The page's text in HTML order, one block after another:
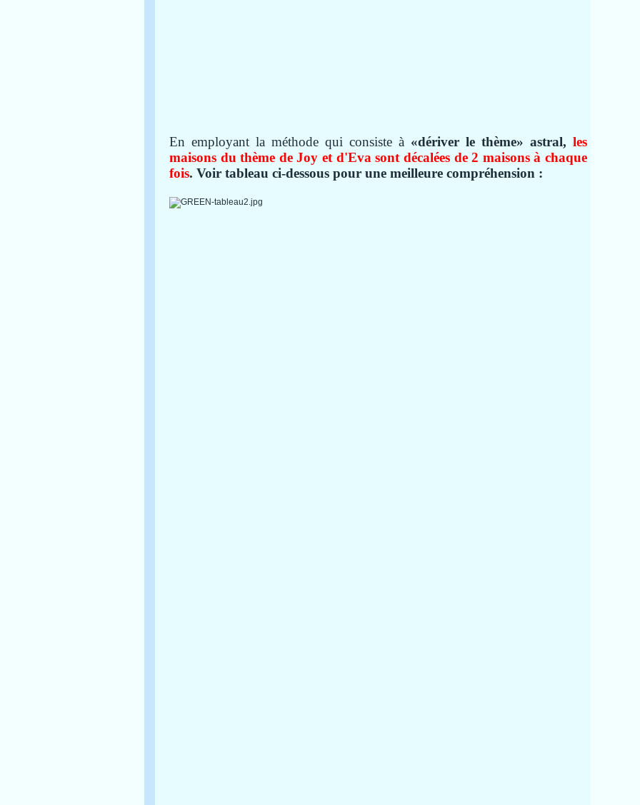
En employant la méthode qui consiste à «dériver le thème» astral, les
maisons du thème de Joy et d'Eva sont décalées de 2 maisons à chaque
fois. Voir tableau ci-dessous pour une meilleure compréhension :